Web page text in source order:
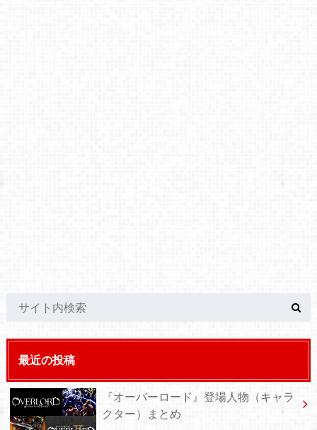
最近の投稿
『オーバーロード』登場人物（キャラ
クター）まとめ